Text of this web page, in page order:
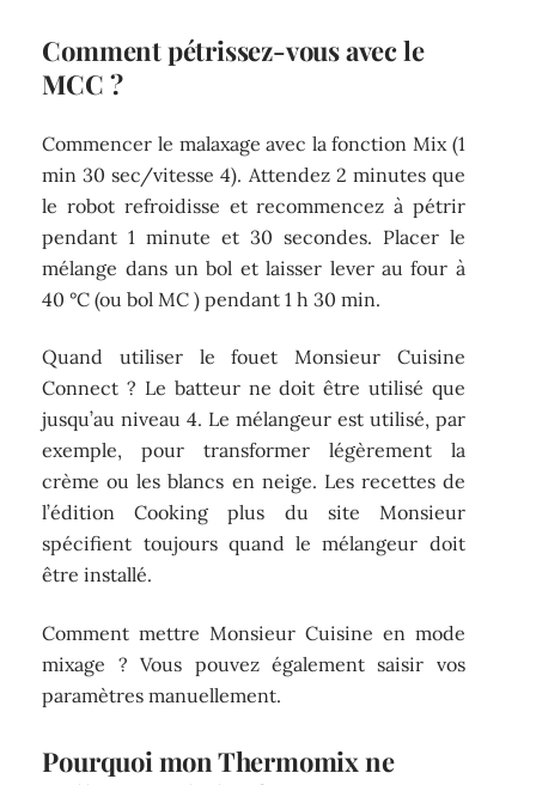
Comment pétrissez-vous avec le
MCC ?
Commencer le malaxage avec la fonction Mix (1
min 30 sec/vitesse 4). Attendez 2 minutes que
le robot refroidisse et recommencez à pétrir
pendant 1 minute et 30 secondes. Placer le
mélange dans un bol et laisser lever au four à
40 °C (ou bol MC ) pendant 1 h 30 min.
Quand utiliser le fouet Monsieur Cuisine
Connect ? Le batteur ne doit être utilisé que
jusqu’au niveau 4. Le mélangeur est utilisé, par
exemple, pour transformer légèrement la
crème ou les blancs en neige. Les recettes de
l’édition Cooking plus du site Monsieur
spécifient toujours quand le mélangeur doit
être installé.
Comment mettre Monsieur Cuisine en mode
mixage ? Vous pouvez également saisir vos
paramètres manuellement.
Pourquoi mon Thermomix ne